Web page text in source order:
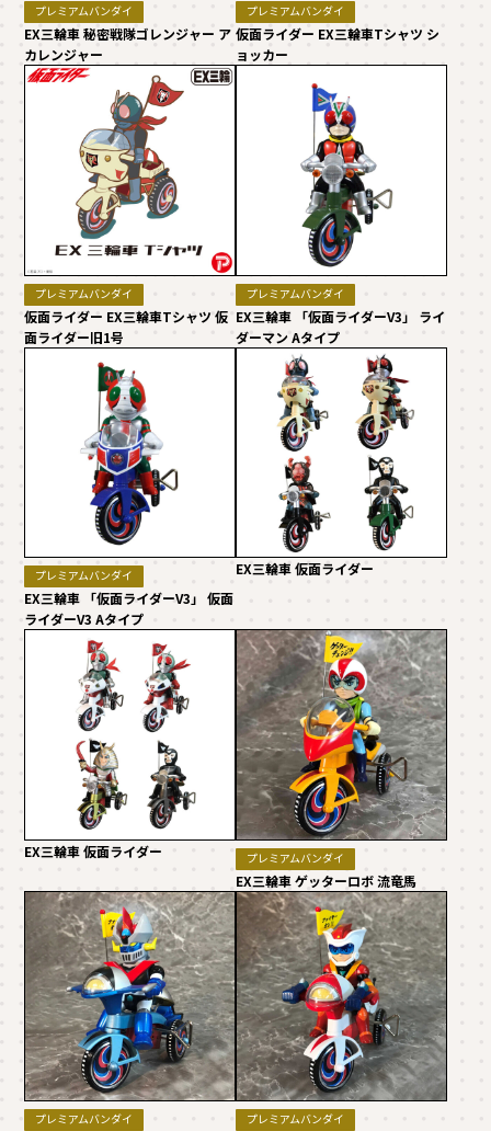
プレミアムバンダイ
EX三輪車 秘密戦隊ゴレンジャー ア
カレンジャー
プレミアムバンダイ
仮面ライダー EX三輪車Tシャツ シ
ョッカー
プレミアムバンダイ
仮面ライダー EX三輪車Tシャツ 仮
面ライダー旧1号
プレミアムバンダイ
EX三輪車 「仮面ライダーV3」 ライ
ダーマン Aタイプ
プレミアムバンダイ
EX三輪車 「仮面ライダーV3」 仮面
ライダーV3 Aタイプ
EX三輪車 仮面ライダー
EX三輪車 仮面ライダー プレミアムバンダイ
EX三輪車 ゲッターロボ 流竜馬
プレミアムバンダイ プレミアムバンダイ